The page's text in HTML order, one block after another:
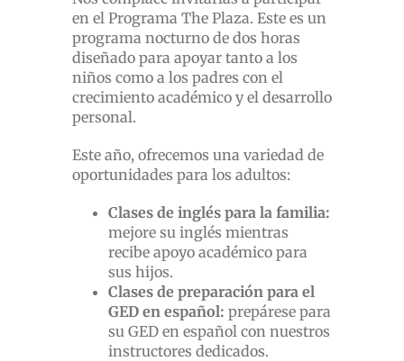
en el Programa The Plaza. Este es un
programa nocturno de dos horas
diseñado para apoyar tanto a los
niños como a los padres con el
crecimiento académico y el desarrollo
personal.
Este año, ofrecemos una variedad de
oportunidades para los adultos:
Clases de inglés para la familia:
mejore su inglés mientras
recibe apoyo académico para
sus hijos.
Clases de preparación para el
GED en español: prepárese para
su GED en español con nuestros
instructores dedicados.